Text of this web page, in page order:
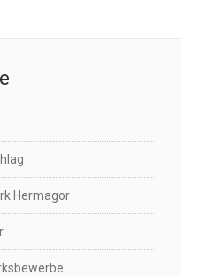
Hermagor